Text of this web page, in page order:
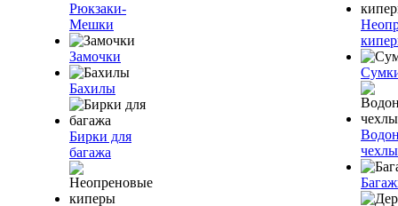
Рюкзаки-
Мешки
Замочки
Бахилы
Бирки для
багажа